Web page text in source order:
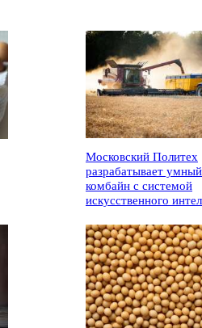
Московский Политех
разрабатывает умный
комбайн с системой
искусственного